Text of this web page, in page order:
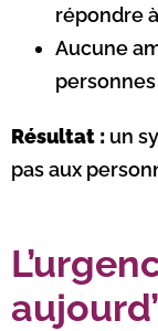
répondre
Aucune
Résultat : un
pas aux